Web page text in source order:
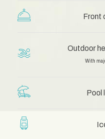
Front
Outdoor
With
Pool